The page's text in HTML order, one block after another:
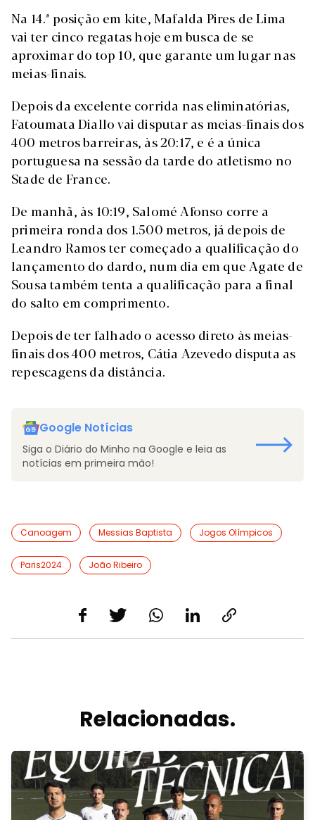
Na 14.ª posição em kite, Mafalda Pires de Lima
vai ter cinco regatas hoje em busca de se
aproximar do top 10, que garante um lugar nas
meias-finais.
Depois da excelente corrida nas eliminatórias,
Fatoumata Diallo vai disputar as meias-finais dos
400 metros barreiras, às 20:17, e é a única
portuguesa na sessão da tarde do atletismo no
Stade de France.
De manhã, às 10:19, Salomé Afonso corre a
primeira ronda dos 1.500 metros, já depois de
Leandro Ramos ter começado a qualificação do
lançamento do dardo, num dia em que Agate de
Sousa também tenta a qualificação para a final
do salto em comprimento.
Depois de ter falhado o acesso direto às meias-
finais dos 400 metros, Cátia Azevedo disputa as
repescagens da distância.
Google Notícias
Siga o Diário do Minho na Google e leia as
notícias em primeira mão!
Canoagem Messias Baptista Jogos Olímpicos
Paris2024 João Ribeiro
Relacionadas.